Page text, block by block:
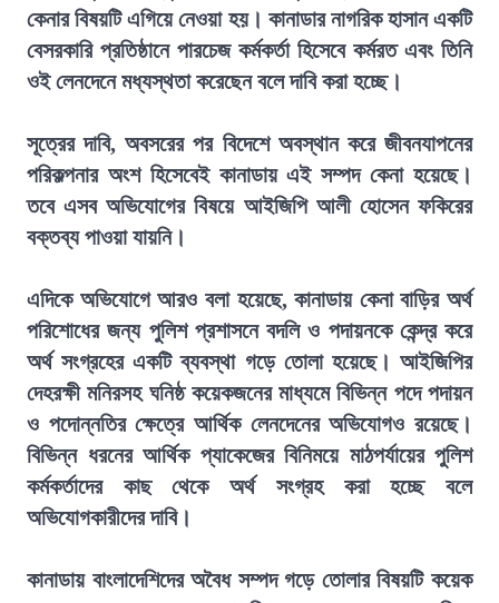
কেনার বিষয়টি এগিয়ে নেওয়া হয়। কানাডার নাগরিক হাসান একটি
বেসরকারি প্রতিষ্ঠানে পারচেজ কর্মকর্তা হিসেবে কর্মরত এবং তিনি
ওই লেনদেনে মধ্যস্থতা করেছেন বলে দাবি করা হচ্ছে।
সূত্রের দাবি, অবসরের পর বিদেশে অবস্থান করে জীবনযাপনের
পরিকল্পনার অংশ হিসেবেই কানাডায় এই সম্পদ কেনা হয়েছে।
তবে এসব অভিযোগের বিষয়ে আইজিপি আলী হোসেন ফকিরের
বক্তব্য পাওয়া যায়নি।
এদিকে অভিযোগে আরও বলা হয়েছে, কানাডায় কেনা বাড়ির অর্থ
পরিশোধের জন্য পুলিশ প্রশাসনে বদলি ও পদায়নকে কেন্দ্র করে
অর্থ সংগ্রহের একটি ব্যবস্থা গড়ে তোলা হয়েছে। আইজিপির
দেহরক্ষী মনিরসহ ঘনিষ্ঠ কয়েকজনের মাধ্যমে বিভিন্ন পদে পদায়ন
ও পদোন্নতির ক্ষেত্রে আর্থিক লেনদেনের অভিযোগও রয়েছে।
বিভিন্ন ধরনের আর্থিক প্যাকেজের বিনিময়ে মাঠপর্যায়ের পুলিশ
কর্মকর্তাদের কাছ থেকে অর্থ সংগ্রহ করা হচ্ছে বলে
অভিযোগকারীদের দাবি।
কানাডায় বাংলাদেশিদের অবৈধ সম্পদ গড়ে তোলার বিষয়টি কয়েক